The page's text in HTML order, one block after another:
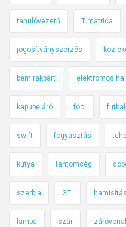
tanulóvezető T matrica
jogosítványszerzés
bem rakpart elektromos
kapubejáró foci futball
swift fogyasztás
kutya fantomcég
szerbia GTI hamisítás
lámpa szár záróvonal